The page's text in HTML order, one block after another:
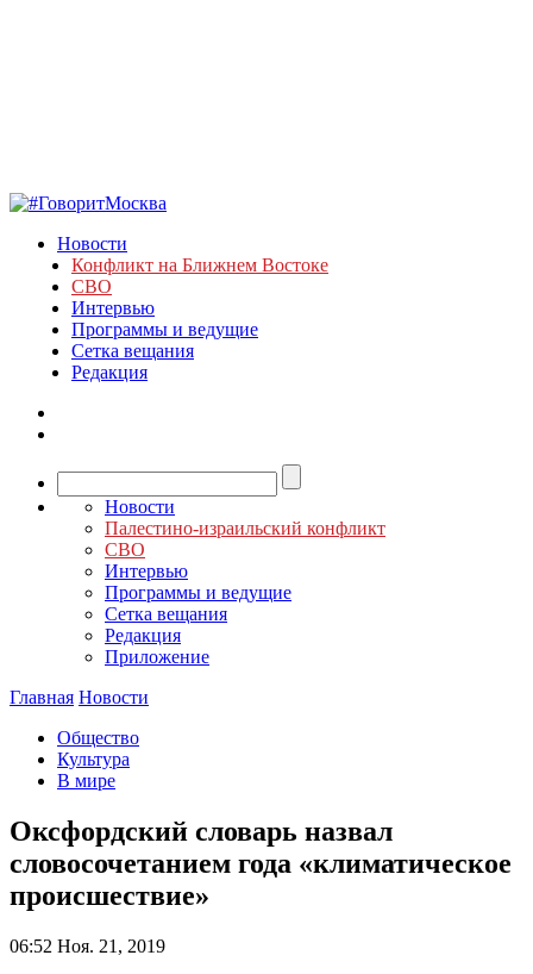
Новости
Конфликт на Ближнем Востоке
СВО
Интервью
Программы и ведущие
Сетка вещания
Редакция
Новости
Палестино-израильский конфликт
СВО
Интервью
Программы и ведущие
Сетка вещания
Редакция
Приложение
Главная Новости
Общество
Культура
В мире
Оксфордский словарь назвал
словосочетанием года «климатическое
происшествие»
06:52 Ноя. 21, 2019